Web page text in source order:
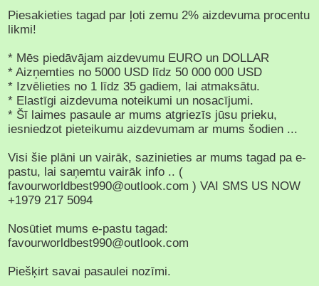
Piesakieties tagad par ļoti zemu 2% aizdevuma procentu
likmi!
* Mēs piedāvājam aizdevumu EURO un DOLLAR
* Aizņemties no 5000 USD līdz 50 000 000 USD
* Izvēlieties no 1 līdz 35 gadiem, lai atmaksātu.
* Elastīgi aizdevuma noteikumi un nosacījumi.
* Šī laimes pasaule ar mums atgriezīs jūsu prieku,
iesniedzot pieteikumu aizdevumam ar mums šodien ...
Visi šie plāni un vairāk, sazinieties ar mums tagad pa e-
pastu, lai saņemtu vairāk info .. (
favourworldbest990@outlook.com ) VAI SMS US NOW
+1979 217 5094
Nosūtiet mums e-pastu tagad:
favourworldbest990@outlook.com
Piešķirt savai pasaulei nozīmi.